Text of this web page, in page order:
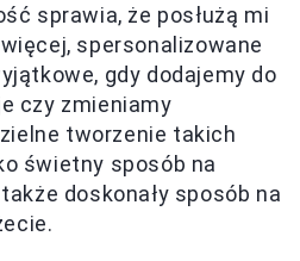
sprawia, że posłużą mi
więcej, spersonalizowane
gdy dodajemy do
czy zmieniamy
tworzenie takich
świetny sposób na
doskonały sposób na